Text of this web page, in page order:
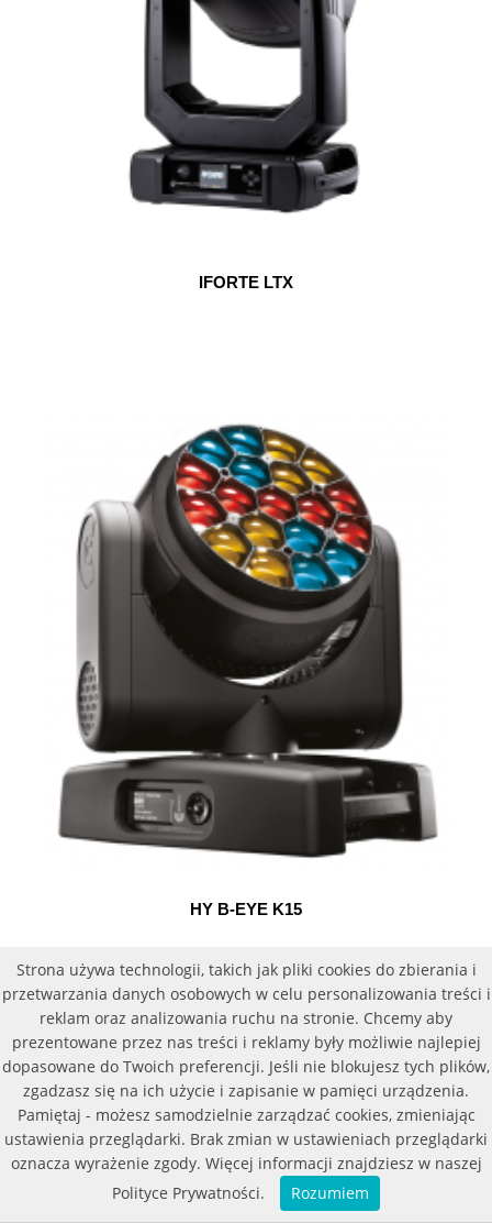
IFORTE LTX
HY B-EYE K15
Strona używa technologii, takich jak pliki cookies do zbierania i
przetwarzania danych osobowych w celu personalizowania treści i
reklam oraz analizowania ruchu na stronie. Chcemy aby
prezentowane przez nas treści i reklamy były możliwie najlepiej
dopasowane do Twoich preferencji. Jeśli nie blokujesz tych plików,
zgadzasz się na ich użycie i zapisanie w pamięci urządzenia.
Pamiętaj - możesz samodzielnie zarządzać cookies, zmieniając
ustawienia przeglądarki. Brak zmian w ustawieniach przeglądarki
oznacza wyrażenie zgody. Więcej informacji znajdziesz w naszej
Polityce Prywatności.
Rozumiem